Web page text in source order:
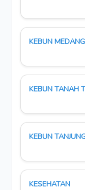
KEBUN
KEBUN TANAH
KEBUN
KESEHATAN